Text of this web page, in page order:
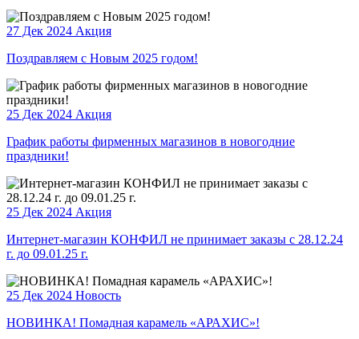
27 Дек 2024 Акция
Поздравляем с Новым 2025 годом!
25 Дек 2024 Акция
График работы фирменных магазинов в новогодние
праздники!
25 Дек 2024 Акция
Интернет-магазин КОНФИЛ не принимает заказы с 28.12.24
г. до 09.01.25 г.
25 Дек 2024 Новость
НОВИНКА! Помадная карамель «АРАХИС»!